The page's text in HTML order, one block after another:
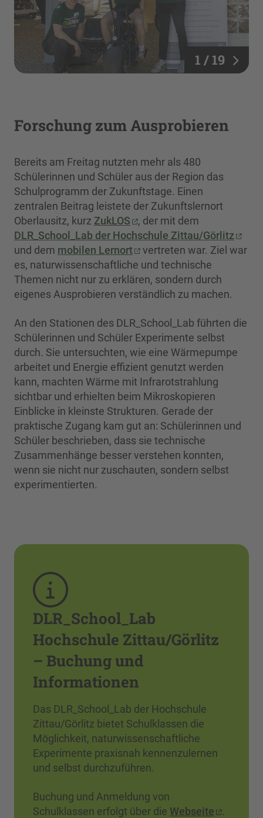
1 / 19
Forschung zum Ausprobieren
Bereits am Freitag nutzten mehr als 480
Schülerinnen und Schüler aus der Region das
Schulprogramm der Zukunftstage. Einen
zentralen Beitrag leistete der Zukunftslernort
Oberlausitz, kurz ZukLOS
, der mit dem
DLR_School_Lab der Hochschule Zittau/Görlitz
und dem mobilen Lernort
vertreten war. Ziel war
es, naturwissenschaftliche und technische
Themen nicht nur zu erklären, sondern durch
eigenes Ausprobieren verständlich zu machen.
An den Stationen des DLR_School_Lab führten die
Schülerinnen und Schüler Experimente selbst
durch. Sie untersuchten, wie eine Wärmepumpe
arbeitet und Energie effizient genutzt werden
kann, machten Wärme mit Infrarotstrahlung
sichtbar und erhielten beim Mikroskopieren
Einblicke in kleinste Strukturen. Gerade der
praktische Zugang kam gut an: Schülerinnen und
Schüler beschrieben, dass sie technische
Zusammenhänge besser verstehen konnten,
wenn sie nicht nur zuschauten, sondern selbst
experimentierten.
DLR_School_Lab
Hochschule Zittau/Görlitz
– Buchung und
Informationen
Das DLR_School_Lab der Hochschule
Zittau/Görlitz bietet Schulklassen die
Möglichkeit, naturwissenschaftliche
Experimente praxisnah kennenzulernen
und selbst durchzuführen.
Buchung und Anmeldung von
Schulklassen erfolgt über die Webseite .